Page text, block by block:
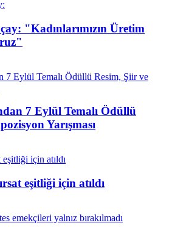
"Kadınlarımızın Üretim
7 Eylül Temalı Ödüllü
Yarışması
eşitliği için atıldı